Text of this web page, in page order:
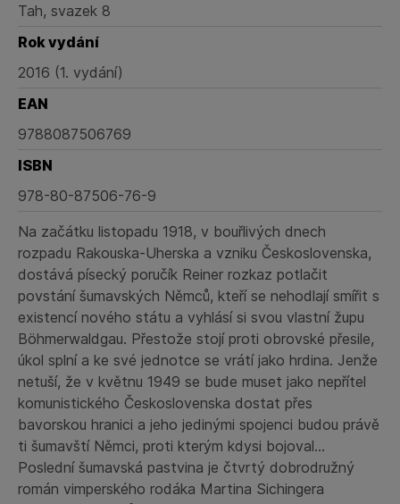
Tah, svazek 8
Rok vydání
2016 (1. vydání)
EAN
9788087506769
ISBN
978-80-87506-76-9
Na začátku listopadu 1918, v bouřlivých dnech
rozpadu Rakouska-Uherska a vzniku Československa,
dostává písecký poručík Reiner rozkaz potlačit
povstání šumavských Němců, kteří se nehodlají smířit s
existencí nového státu a vyhlásí si svou vlastní župu
Böhmerwaldgau. Přestože stojí proti obrovské přesile,
úkol splní a ke své jednotce se vrátí jako hrdina. Jenže
netuší, že v květnu 1949 se bude muset jako nepřítel
komunistického Československa dostat přes
bavorskou hranici a jeho jedinými spojenci budou právě
ti šumavští Němci, proti kterým kdysi bojoval…
Poslední šumavská pastvina je čtvrtý dobrodružný
román vimperského rodáka Martina Sichingera